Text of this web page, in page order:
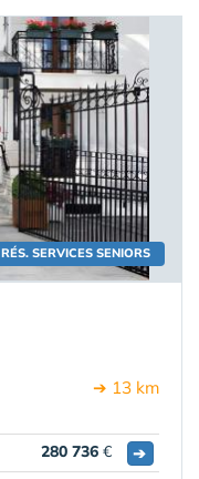
RÉS. SERVICES SENIORS
➔ 13 km
280 736 € ➔